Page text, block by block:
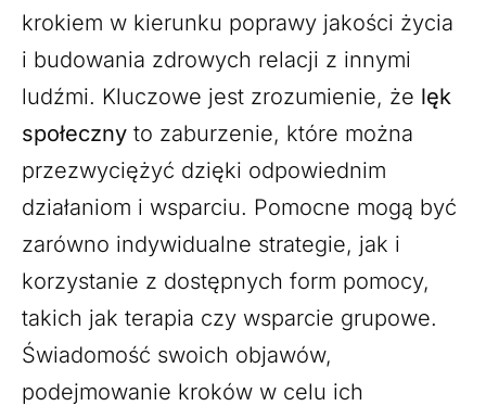
krokiem w kierunku poprawy jakości życia
i budowania zdrowych relacji z innymi
ludźmi. Kluczowe jest zrozumienie, że lęk
społeczny to zaburzenie, które można
przezwyciężyć dzięki odpowiednim
działaniom i wsparciu. Pomocne mogą być
zarówno indywidualne strategie, jak i
korzystanie z dostępnych form pomocy,
takich jak terapia czy wsparcie grupowe.
Świadomość swoich objawów,
podejmowanie kroków w celu ich